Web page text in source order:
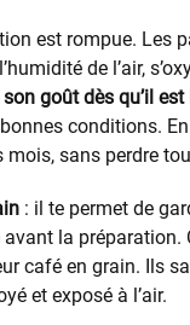
est rompue. Les
de l’air,
goût dès qu’il est
conditions.
sans perdre
: il te permet de
la préparation.
café en grain. Ils
et exposé à l’air.